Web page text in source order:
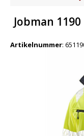
Jobman
Artikelnummer: